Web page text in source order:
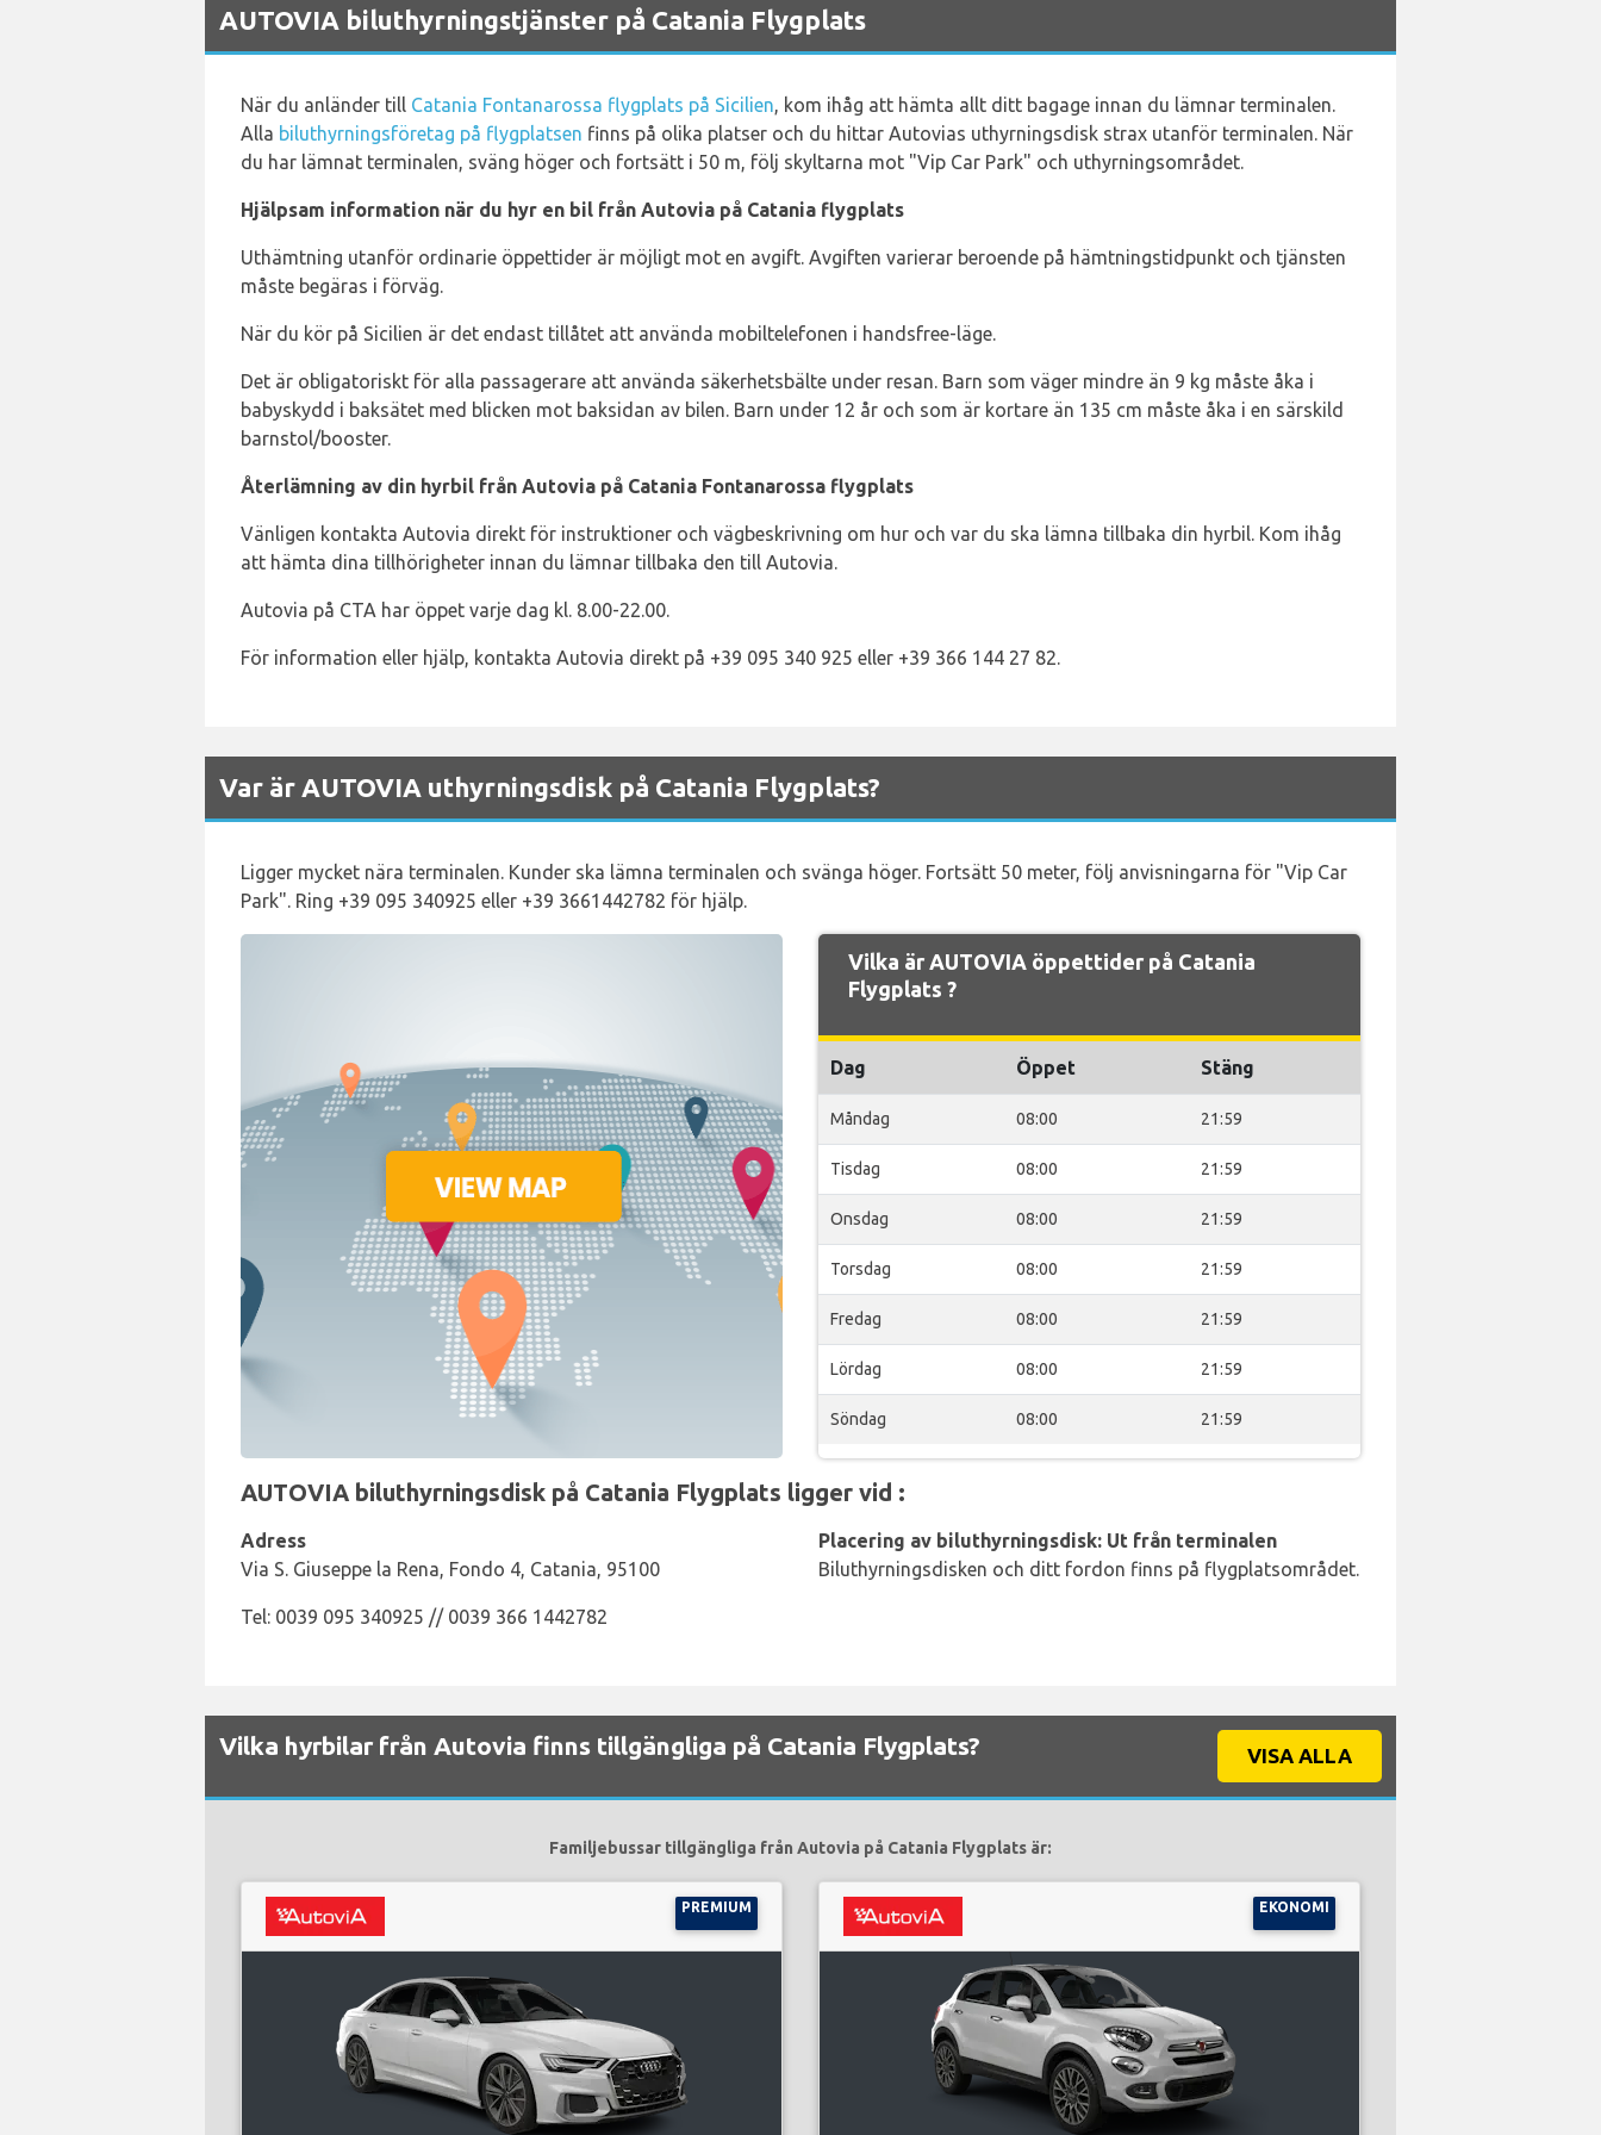
AUTOVIA biluthyrningstjänster på Catania Flygplats
När du anländer till Catania Fontanarossa flygplats på Sicilien, kom ihåg att hämta allt ditt bagage innan du lämnar terminalen.
Alla biluthyrningsföretag på flygplatsen finns på olika platser och du hittar Autovias uthyrningsdisk strax utanför terminalen. När
du har lämnat terminalen, sväng höger och fortsätt i 50 m, följ skyltarna mot "Vip Car Park" och uthyrningsområdet.
Hjälpsam information när du hyr en bil från Autovia på Catania flygplats
Uthämtning utanför ordinarie öppettider är möjligt mot en avgift. Avgiften varierar beroende på hämtningstidpunkt och tjänsten
måste begäras i förväg.
När du kör på Sicilien är det endast tillåtet att använda mobiltelefonen i handsfree-läge.
Det är obligatoriskt för alla passagerare att använda säkerhetsbälte under resan. Barn som väger mindre än 9 kg måste åka i
babyskydd i baksätet med blicken mot baksidan av bilen. Barn under 12 år och som är kortare än 135 cm måste åka i en särskild
barnstol/booster.
Återlämning av din hyrbil från Autovia på Catania Fontanarossa flygplats
Vänligen kontakta Autovia direkt för instruktioner och vägbeskrivning om hur och var du ska lämna tillbaka din hyrbil. Kom ihåg
att hämta dina tillhörigheter innan du lämnar tillbaka den till Autovia.
Autovia på CTA har öppet varje dag kl. 8.00-22.00.
För information eller hjälp, kontakta Autovia direkt på +39 095 340 925 eller +39 366 144 27 82.
Var är AUTOVIA uthyrningsdisk på Catania Flygplats?
Ligger mycket nära terminalen. Kunder ska lämna terminalen och svänga höger. Fortsätt 50 meter, följ anvisningarna för "Vip Car
Park". Ring +39 095 340925 eller +39 3661442782 för hjälp.
Vilka är AUTOVIA öppettider på Catania
Flygplats ?
Dag Öppet Stäng
Måndag 08:00 21:59
Tisdag 08:00 21:59
Onsdag 08:00 21:59
Torsdag 08:00 21:59
Fredag 08:00 21:59
Lördag 08:00 21:59
Söndag 08:00 21:59
AUTOVIA biluthyrningsdisk på Catania Flygplats ligger vid :
Adress
Via S. Giuseppe la Rena, Fondo 4, Catania, 95100
Tel: 0039 095 340925 // 0039 366 1442782
Placering av biluthyrningsdisk: Ut från terminalen
Biluthyrningsdisken och ditt fordon finns på flygplatsområdet.
Vilka hyrbilar från Autovia finns tillgängliga på Catania Flygplats? VISA ALLA
Familjebussar tillgängliga från Autovia på Catania Flygplats är:
PREMIUM EKONOMI